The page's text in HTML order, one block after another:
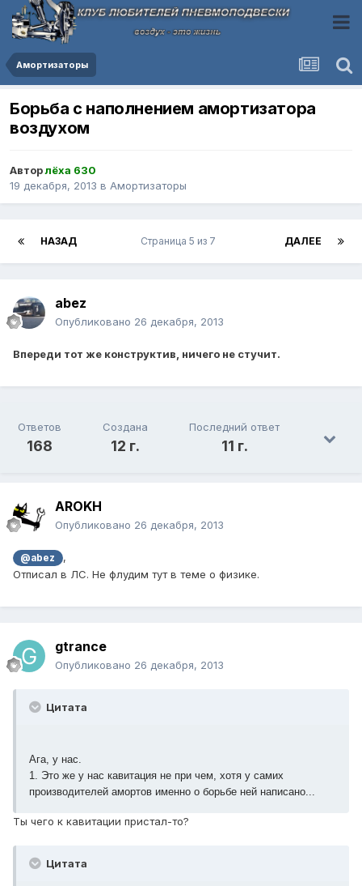
Амортизаторы
Борьба с наполнением амортизатора
воздухом
Авторлёха 630
19 декабря, 2013 в Амортизаторы
НАЗАД ДАЛЕЕ
Страница 5 из 7
abez
Опубликовано 26 декабря, 2013
Впереди тот же конструктив, ничего не стучит.
Ответов
168
Создана
12 г.
Последний ответ
11 г.
AROKH
Опубликовано 26 декабря, 2013
@abez
,
Отписал в ЛС. Не флудим тут в теме о физике.
gtrance
Опубликовано 26 декабря, 2013
Цитата
Ага, у нас.
1. Это же у нас кавитация не при чем, хотя у самих
производителей амортов именно о борьбе ней написано...
Ты чего к кавитации пристал-то?
Цитата